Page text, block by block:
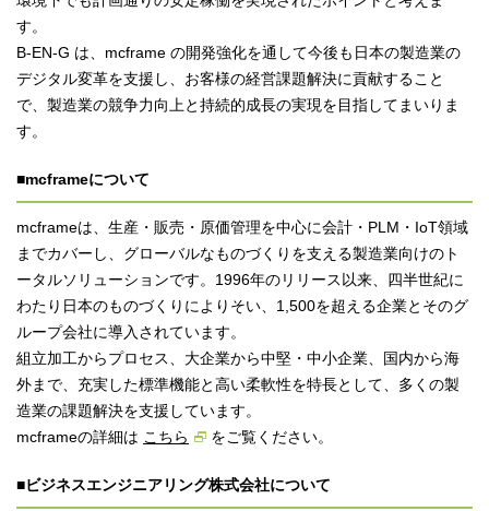
す。
B-EN-G は、mcframe の開発強化を通して今後も日本の製造業の
デジタル変革を支援し、お客様の経営課題解決に貢献すること
で、製造業の競争力向上と持続的成長の実現を目指してまいりま
す。
■mcframeについて
mcframeは、生産・販売・原価管理を中心に会計・PLM・IoT領域
までカバーし、グローバルなものづくりを支える製造業向けのト
ータルソリューションです。1996年のリリース以来、四半世紀に
わたり日本のものづくりによりそい、1,500を超える企業とそのグ
ループ会社に導入されています。
組立加工からプロセス、大企業から中堅・中小企業、国内から海
外まで、充実した標準機能と高い柔軟性を特長として、多くの製
造業の課題解決を支援しています。
mcframeの詳細は こちら をご覧ください。
■ビジネスエンジニアリング株式会社について